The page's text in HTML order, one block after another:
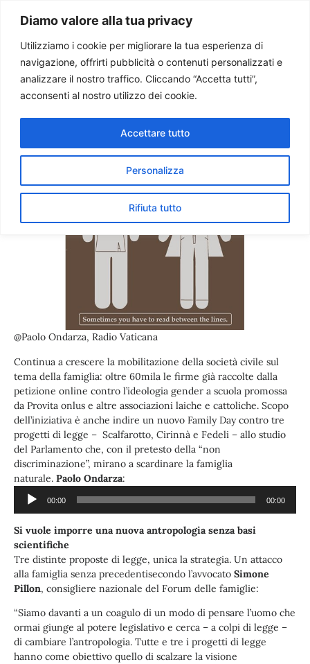
Diamo valore alla tua privacy
Utilizziamo i cookie per migliorare la tua esperienza di
navigazione, offrirti pubblicità o contenuti personalizzati e
analizzare il nostro traffico. Cliccando “Accetta tutti”,
acconsenti al nostro utilizzo dei cookie.
Personalizza
Rifiuta tutto
Accettare tutto
Paolo Ondarza
Tre ddl contro famiglia, ma
società civile sempre più
vigile
@Paolo Ondarza, Radio Vaticana
Continua a crescere la mobilitazione della società civile sul
tema della famiglia: oltre 60mila le firme già raccolte dalla
petizione online contro l’ideologia gender a scuola promossa
da Provita onlus e altre associazioni laiche e cattoliche. Scopo
dell’iniziativa è anche indire un nuovo Family Day contro tre
progetti di legge – Scalfarotto, Cirinnà e Fedeli – allo studio
del Parlamento che, con il pretesto della “non
discriminazione”, mirano a scardinare la famiglia
naturale. Paolo Ondarza:
00:00 00:00
Si vuole imporre una nuova antropologia senza basi
scientifiche
Tre distinte proposte di legge, unica la strategia. Un attacco
alla famiglia senza precedentisecondo l’avvocato Simone
Pillon, consigliere nazionale del Forum delle famiglie:
“Siamo davanti a un coagulo di un modo di pensare l’uomo che
ormai giunge al potere legislativo e cerca – a colpi di legge –
di cambiare l’antropologia. Tutte e tre i progetti di legge
hanno come obiettivo quello di scalzare la visione